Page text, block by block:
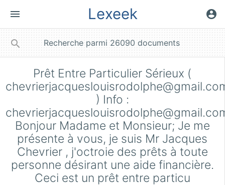
menu Lexeek account_circle
search
Prêt Entre Particulier Sérieux (
) Info :
Bonjour Madame et Monsieur; Je me
présente à vous, je suis Mr Jacques
Chevrier , j'octroie des prêts à toute
personne désirant une aide financière.
Ceci est un prêt entre particu